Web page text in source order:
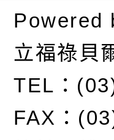
Powered
立福祿貝
TEL：
FAX：